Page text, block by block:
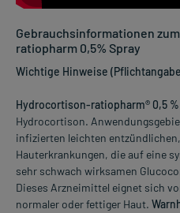
Gebrauchsinformationen
ratiopharm 0,5% Spray
Wichtige Hinweise
Hydrocortison-ratiopharm® 0,5
Hydrocortison.
infizierten leichten
Hauterkrankungen, die auf eine
sehr schwach wirksamen
Dieses Arzneimittel eignet sich
normaler oder fettiger Haut.